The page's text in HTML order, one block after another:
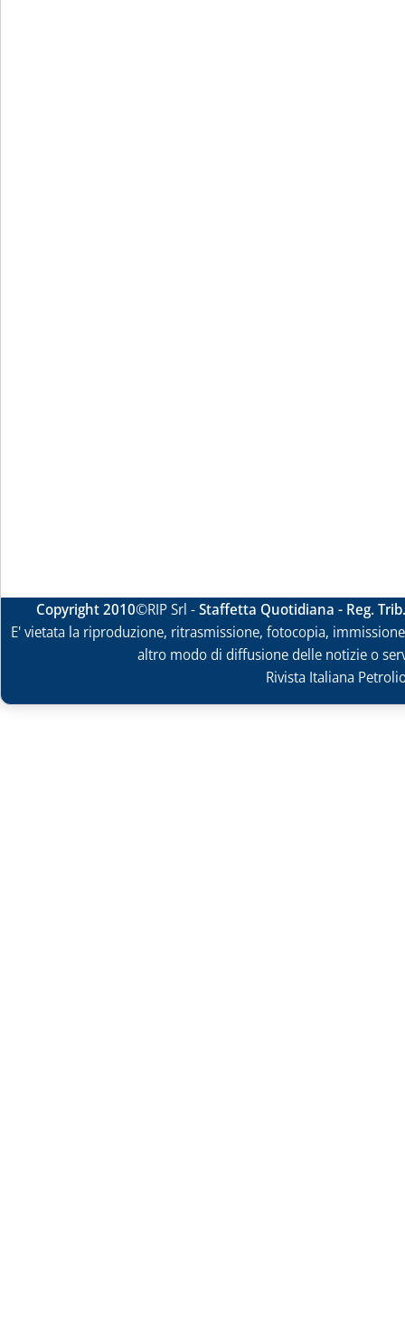
Copyright 2010©RIP Srl -Staffetta Quotidiana - Reg.
E' vietata la riproduzione, ritrasmissione, fotocopia,
altro modo di diffusione delle notizie o
Rivista Italiana